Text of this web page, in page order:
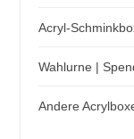
Acryl-
Wahlurne |
Andere